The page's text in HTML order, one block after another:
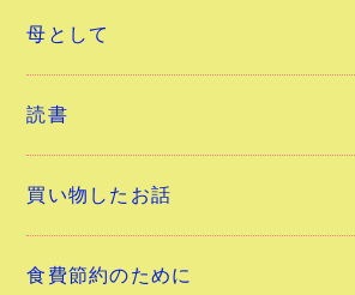
母として
読書
買い物したお話
食費節約のために